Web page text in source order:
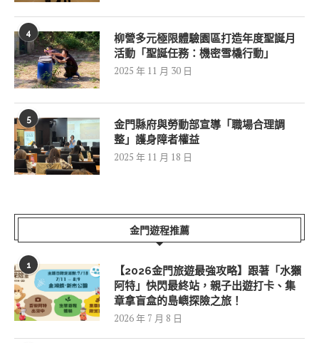
4
柳營多元極限體驗園區打造年度聖誕月
活動「聖誕任務：機密雪橇行動」
2025 年 11 月 30 日
5
金門縣府與勞動部宣導「職場合理調
整」護身障者權益
2025 年 11 月 18 日
金門遊程推薦
1
【2026金門旅遊最強攻略】跟著「水獺
阿特」快閃最終站，親子出遊打卡、集
章拿盲盒的島嶼探險之旅！
2026 年 7 月 8 日